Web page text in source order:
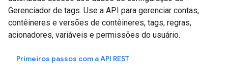
Gerenciador de tags. Use a API para gerenciar contas,
contêineres e versões de contêineres, tags, regras,
acionadores, variáveis e permissões do usuário.
Primeiros passos com a API REST